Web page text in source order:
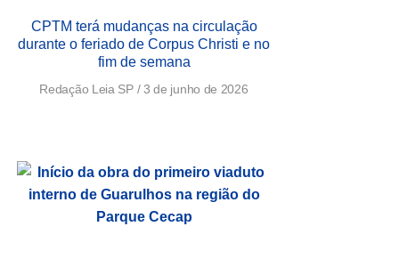
CPTM terá mudanças na circulação
durante o feriado de Corpus Christi e no
fim de semana
Redação Leia SP 3 de junho de 2026